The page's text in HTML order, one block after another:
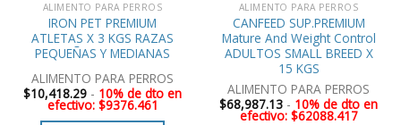
ALIMENTO PARA PERROS
IRON PET PREMIUM
ATLETAS X 3 KGS RAZAS
PEQUEÑAS Y MEDIANAS
ALIMENTO PARA PERROS
$10,418.29 - 10% de dto en
efectivo: $9376.461
ALIMENTO PARA PERROS
CANFEED SUP.PREMIUM
Mature And Weight Control
ADULTOS SMALL BREED X
15 KGS
ALIMENTO PARA PERROS
$68,987.13 - 10% de dto en
efectivo: $62088.417